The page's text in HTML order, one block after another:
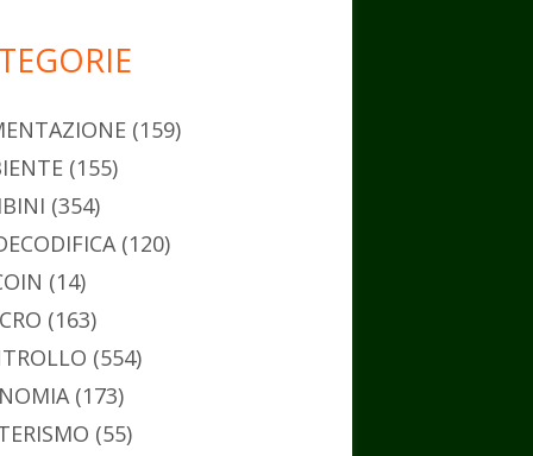
(159)
(155)
(354)
(120)
(14)
(163)
(554)
(173)
(55)